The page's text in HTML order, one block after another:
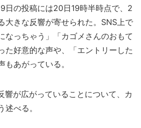
日の投稿には20日19時半時点で、2
大きな反響が寄せられた。SNS上で
なっちゃう」「カゴメさんのおもて
た好意的な声や、「エントリーした
あがっている。
が広がっていることについて、カ
べる。